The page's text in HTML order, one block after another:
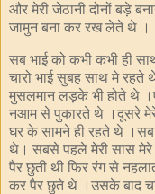
और मेरी जेठानी दोनों बड़े
जामुन बना कर रख लेते थे ।
सब भाई को कभी कभी ही
चारो भाई सुबह साथ मे
मुसलमान लड़के भी होते थे
नआम से पुकारते थे ।दूसरे मेरे
घर के सामने ही रहते थे
थे। सबसे पहले मेरी सास
पैर छुती थी फिर रंग से
कर पैर छुते थे ।उसके बाद